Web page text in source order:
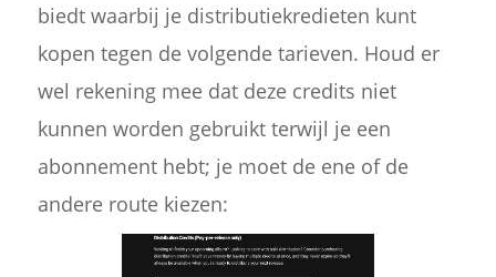
biedt waarbij je distributiekredieten kunt
kopen tegen de volgende tarieven. Houd er
wel rekening mee dat deze credits niet
kunnen worden gebruikt terwijl je een
abonnement hebt; je moet de ene of de
andere route kiezen: